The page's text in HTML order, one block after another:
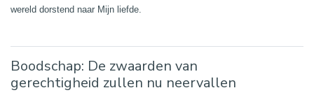
wereld dorstend naar Mijn liefde.
Boodschap: De zwaarden van
gerechtigheid zullen nu neervallen